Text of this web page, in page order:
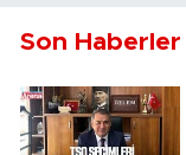
Son Haberler